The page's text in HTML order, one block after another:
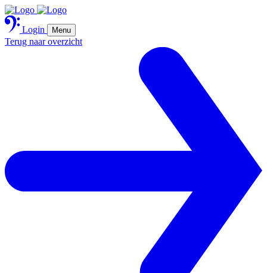
Login Menu
Terug naar overzicht